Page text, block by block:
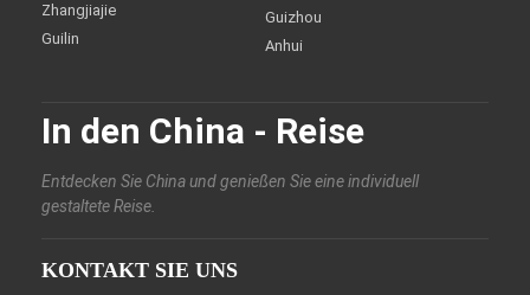
Zhangjiajie
Guilin
Guizhou
Anhui
In den China - Reise
Entdecken Sie China und genießen Sie eine individuell
gestaltete Reise.
KONTAKT SIE UNS